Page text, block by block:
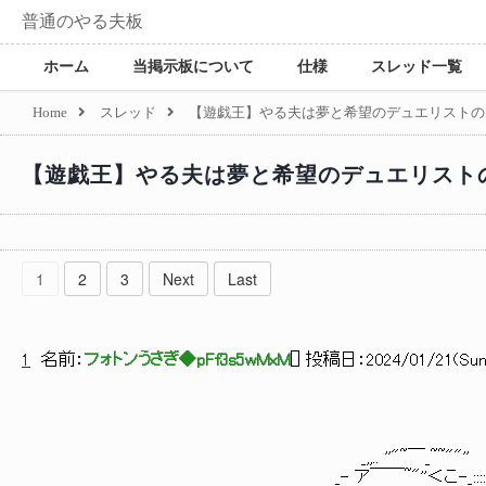
普通のやる夫板
ホーム 当掲示板について 仕様 スレッド一覧
Home スレッド 【遊戯王】やる夫は夢と希望のデュエリスト
【遊戯王】やる夫は夢と希望のデュエリスト
1 2 3 Next Last
1 名前： フォトンうさぎ◆pFf3s5wMxM ] 投稿日： 2024/01/
:√. .
_,,.. ''"~￣_~~""'' .:√. . .:r
_- ア￣￣~"''＜こ-_:::::::::...